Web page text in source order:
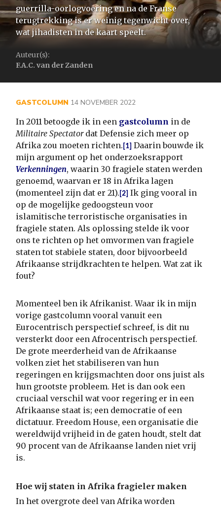
guerrilla-oorlogvoering en na de Franse
terugtrekking is er weinig tegenwicht over,
wat jihadisten in de kaart speelt.
Auteur(s):
F.A.C. van der Zanden
GASTCOLUMN 14 NOVEMBER 2022
In 2011 betoogde ik in een gastcolumn in de
Militaire Spectatordat Defensie zich meer op
Afrika zou moeten richten.[1] Daarin bouwde ik
mijn argument op het onderzoeksrapport
Verkenningen, waarin 30 fragiele staten werden
genoemd, waarvan er 18 in Afrika lagen
(momenteel zijn dat er 21).[2] Ik ging vooral in
op de mogelijke gedoogsteun voor
islamitische terroristische organisaties in
fragiele staten. Als oplossing stelde ik voor
ons te richten op het omvormen van fragiele
staten tot stabiele staten, door bijvoorbeeld
Afrikaanse strijdkrachten te helpen. Wat zat ik
fout?
Momenteel ben ik Afrikanist. Waar ik in mijn
vorige gastcolumn vooral vanuit een
Eurocentrisch perspectief schreef, is dit nu
versterkt door een Afrocentrisch perspectief.
De grote meerderheid van de Afrikaanse
volken ziet het stabiliseren van hun
regeringen en krijgsmachten door ons juist als
hun grootste probleem. Het is dan ook een
cruciaal verschil wat voor regering er in een
Afrikaanse staat is; een democratie of een
dictatuur. Freedom House, een organisatie die
wereldwijd vrijheid in de gaten houdt, stelt dat
90 procent van de Afrikaanse landen niet vrij
is.
Hoe wij staten in Afrika fragieler maken
In het overgrote deel van Afrika worden